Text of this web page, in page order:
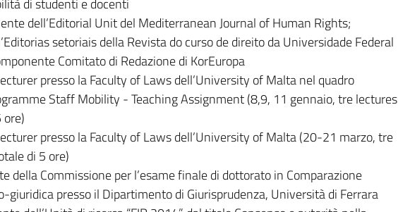
di studenti e docenti
dell’Editorial Unit del Mediterranean Journal of Human Rights;
setoriais della Revista do curso de direito da Universidade Federal
Comitato di Redazione di KorEuropa
presso la Faculty of Laws dell’University of Malta nel quadro
Staff Mobility - Teaching Assignment (8,9, 11 gennaio, tre lectures
presso la Faculty of Laws dell’University of Malta (20-21 marzo, tre
di 5 ore)
della Commissione per l’esame finale di dottorato in Comparazione
giuridica presso il Dipartimento di Giurisprudenza, Università di Ferrara